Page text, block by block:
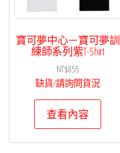
寶可夢中心－寶可夢訓
練師系列紫T-Shirt
NT$855
缺貨/請詢問貨況
查看內容